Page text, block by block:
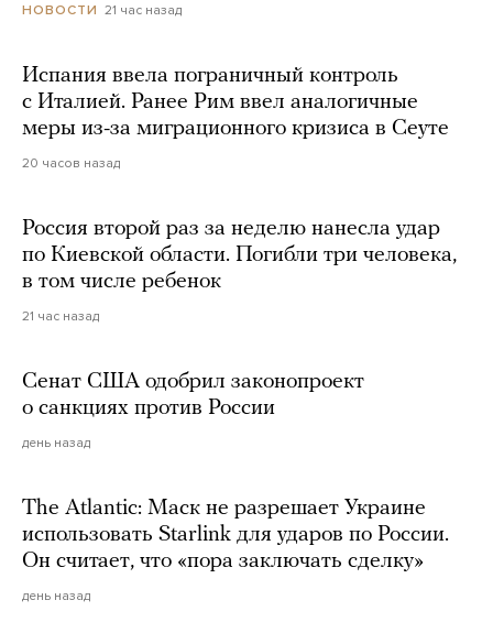
НОВОСТИ 21 час назад
Испания ввела пограничный контроль
с Италией. Ранее Рим ввел аналогичные
меры из-за миграционного кризиса в Сеуте
20 часов назад
Россия второй раз за неделю нанесла удар
по Киевской области. Погибли три человека,
в том числе ребенок
21 час назад
Сенат США одобрил законопроект
о санкциях против России
день назад
The Atlantic: Маск не разрешает Украине
использовать Starlink для ударов по России.
Он считает, что «пора заключать сделку»
день назад